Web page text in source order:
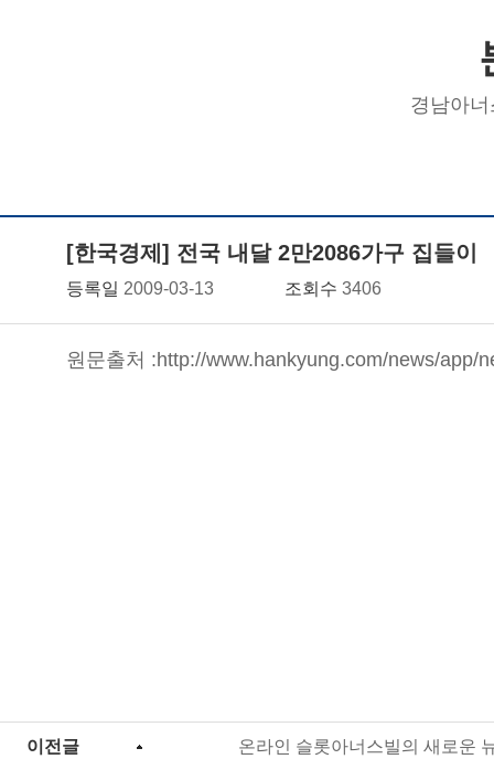
경남아
[한국경제] 전국 내달 2만2086가구 집들이
등록일 2009-03-13 조회수 3406
원문출처 :http://www.hankyung.com/news/app/
이전글 온라인 슬롯아너스빌의 새로운